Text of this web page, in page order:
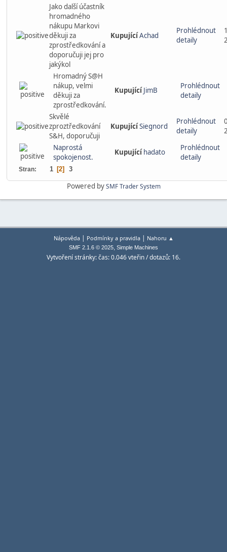
Jako další účastník
hromadného
nákupu Markovi
děkuji za
zprostředkování a
doporučuji jej pro
jakýkol
KupujícíAchad
Prohlédnout
detaily
Hromadný S@H
nákup, velmi
děkuji za
zprostředkování.
Kupující JimB
Prohlédnout
detaily
Skvělé
zproztředkování
S&H, doporučuji
KupujícíSiegnord
Prohlédnout
detaily
Naprostá
spokojenost.
Kupující hadato
Prohlédnout
detaily
Stran 1 2 3
Powered bySMF Trader System
Nápověda| Podmínky a pravidla| Nahoru ▲
SMF 2.1.6 © 2025, Simple Machines
Vytvoření stránky: čas: 0.046 vteřin / dotazů: 16.